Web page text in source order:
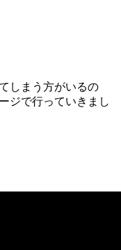
しまう方がいるの
ジで行っていきまし